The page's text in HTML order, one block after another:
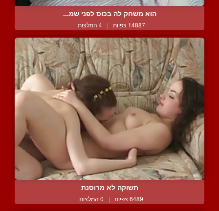
הוא משחק לה בכוס לפני שמ...
14887 צפיות | 4 המלצות
תשוקה לא מרוסנת
6489 צפיות | 0 המלצות